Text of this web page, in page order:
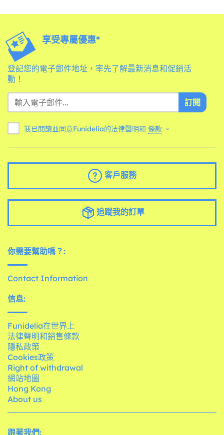
享受專屬優惠*
登記您的電子郵件地址，率先了解最新消息和促銷活
動！
訂閱
我已閱讀並同意Funidelia的法律聲明和 條款 。
客戶服務
追蹤我的訂單
你需要幫助嗎？:
Contact Information
信息:
Funidelia在世界上
法律聲明和銷售條款
隱私政策
Cookies政策
Right of withdrawal
網站地圖
Hong Kong
About us
跟著我們: